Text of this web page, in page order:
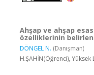
Ahşap ve ahşap
özelliklerinin
DÖNGEL N. (Danışman)
H.ŞAHİN(Öğrenci), Yüksek